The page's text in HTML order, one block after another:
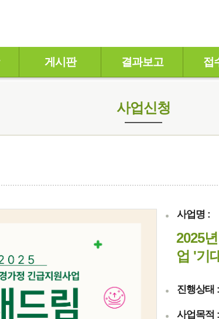
게시판 결과보고 접
사업신청
사업명 :
2025
업 '기
진행상태 :
사업목적 :